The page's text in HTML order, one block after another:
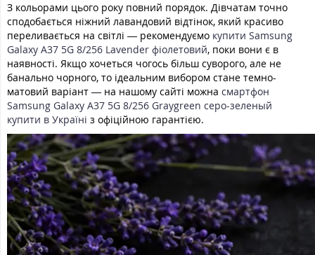
З кольорами цього року повний порядок. Дівчатам точно
сподобається ніжний лавандовий відтінок, який красиво
переливається на світлі — рекомендуємо купити Samsung
Galaxy A37 5G 8/256 Lavender фіолетовий, поки вони є в
наявності. Якщо хочеться чогось більш суворого, але не
банально чорного, то ідеальним вибором стане темно-
матовий варіант — на нашому сайті можна смартфон
Samsung Galaxy A37 5G 8/256 Graygreen серо-зеленый
купити в Україні з офіційною гарантією.